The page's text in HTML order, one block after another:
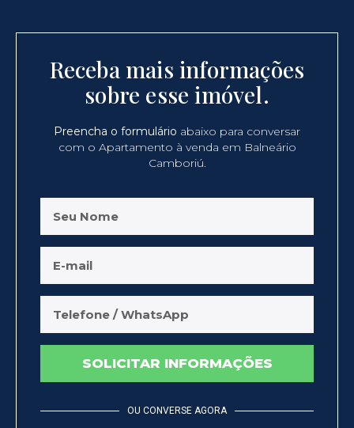
Receba mais informações
sobre esse imóvel.
Preencha o formulário abaixo para conversar
com o Apartamento à venda em Balneário
Camboriú.
SOLICITAR INFORMAÇÕES
OU CONVERSE AGORA